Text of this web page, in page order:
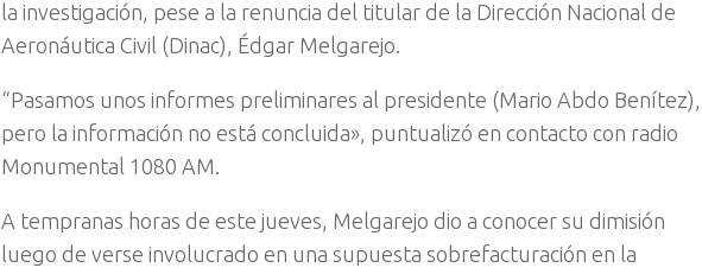
la investigación, pese a la renuncia del titular de la Dirección Nacional de
Aeronáutica Civil (Dinac), Édgar Melgarejo.
“Pasamos unos informes preliminares al presidente (Mario Abdo Benítez),
pero la información no está concluida», puntualizó en contacto con radio
Monumental 1080 AM.
A tempranas horas de este jueves, Melgarejo dio a conocer su dimisión
luego de verse involucrado en una supuesta sobrefacturación en la